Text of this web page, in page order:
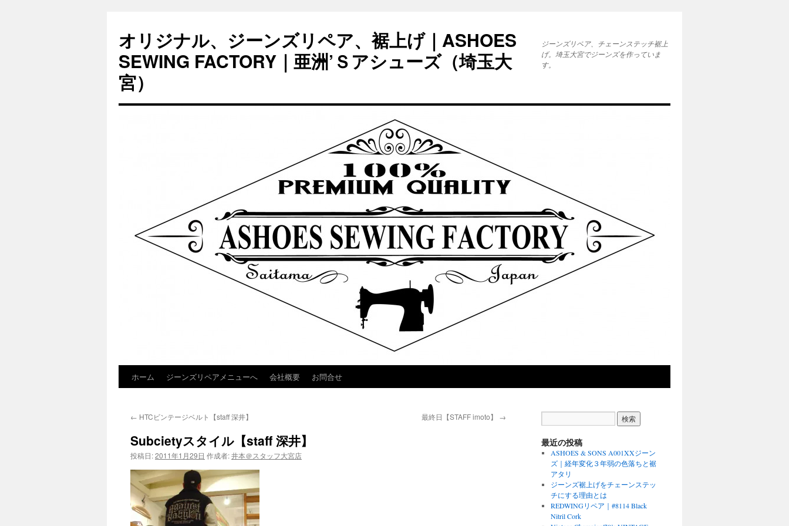
オリジナル、ジーンズリペア、裾上げ｜ASHOES
SEWING FACTORY｜亜洲’Ｓアシューズ（埼玉大
宮）
ジーンズリペア、チェーンステッチ裾上
げ。埼玉大宮でジーンズを作っていま
す。
テ
ン
ホーム ジーンズリペアメニューへ 会社概要 お問合せ
← HTCビンテージベルト【staff 深井】 最終日【STAFF imoto】 →
Subcietyスタイル【staff 深井】
投稿日:2011年1月29日 作成者:井本＠スタッフ大宮店
最近の投稿
ASHOES & SONS A001XXジーン
ズ｜経年変化３年弱の色落ちと裾
アタリ
ジーンズ裾上げをチェーンステッ
チにする理由とは
REDWINGリペア｜#8114 Black
Nitril Cork